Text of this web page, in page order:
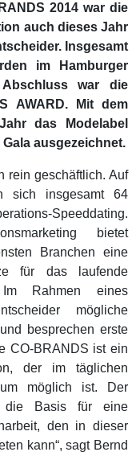
2014 war die
auch dieses Jahr
Insgesamt
im Hamburger
war die
AWARD. Mit dem
das Modelabel
ausgezeichnet.
rein geschäftlich. Auf
sich insgesamt 64
Speeddating.
bietet
Branchen eine
für das laufende
Im Rahmen eines
mögliche
besprechen erste
CO-BRANDS ist ein
der im täglichen
möglich ist. Der
die Basis für eine
den in dieser
kann“, sagt Bernd